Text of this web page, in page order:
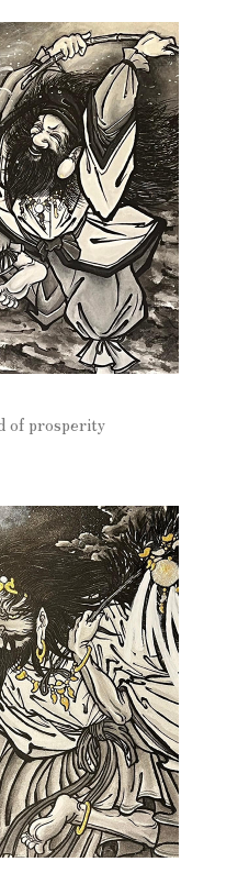
of prosperity